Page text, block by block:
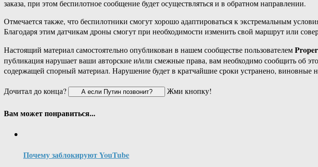
заказа, при этом беспилотное сообщение будет осуществляться и в обратном направлении.
Отмечается также, что беспилотники смогут хорошо адаптироваться к экстремальным
Благодаря этим датчикам дроны смогут при необходимости изменить свой маршрут или
Настоящий материал самостоятельно опубликован в нашем сообществе пользователемProper
публикация нарушает ваши авторские и/или смежные права, вам необходимо сообщить об
содержащей спорный материал. Нарушение будет в кратчайшие сроки устранено, виновные
Дочитал до конца?
Жми кнопку!
Вам может понравиться...
Почему заблокируют YouTube